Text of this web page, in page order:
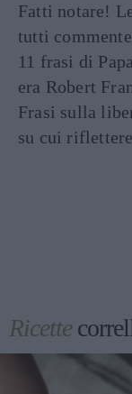
Fatti notare!
tutti
11 frasi di
era Robert
Frasi sulla
su cui riflettere
Ricette